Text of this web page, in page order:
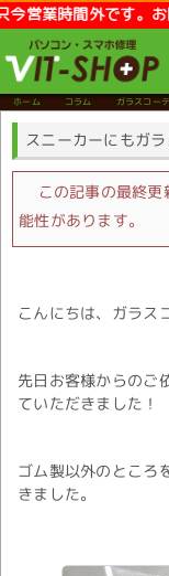
業時間外です。お問
ホーム コラム ガラスコー
スニーカーにもガ
この記事の最終更
能性があります。
こんにちは、ガラス
先日お客様からのご
ていただきました！
ゴム製以外のところ
きました。